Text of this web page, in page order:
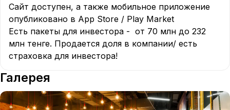
Сайт доступен, а также мобильное приложение
опубликовано в App Store / Play Market
Есть пакеты для инвестора -  от 70 млн до 232
млн тенге. Продается доля в компании/ есть
Галерея